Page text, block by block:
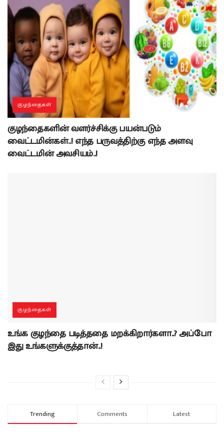
குழந்தைகள்
குழந்தைகளின் வளர்ச்சிக்கு பயன்படும்
வைட்டமின்கள்..! எந்த பருவத்திற்கு எந்த அளவு
வைட்டமின் அவசியம்..!
குழந்தைகள்
உங்க குழந்தை படித்ததை மறக்கிறார்களா..? அப்போ
இது உங்களுக்குத்தான்..!
Trending Comments Latest